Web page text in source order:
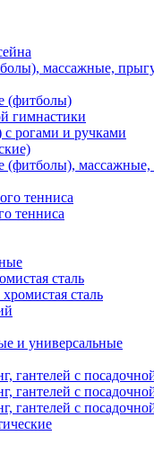
массажные,
(фитболы)
гимнастики
рогами и ручками
(фитболы),
тенниса
тенниса
сталь
сталь
и универсальные
гантелей с
гантелей с
гантелей с